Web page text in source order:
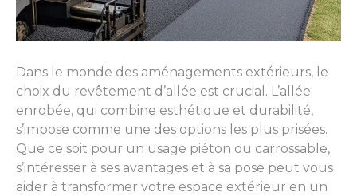
Dans le monde des aménagements extérieurs, le
choix du revêtement d’allée est crucial. L’allée
enrobée, qui combine esthétique et durabilité,
s’impose comme une des options les plus prisées.
Que ce soit pour un usage piéton ou carrossable,
s’intéresser à ses avantages et à sa pose peut vous
aider à transformer votre espace extérieur en un